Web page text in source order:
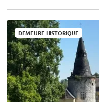
DEMEURE HISTORIQUE